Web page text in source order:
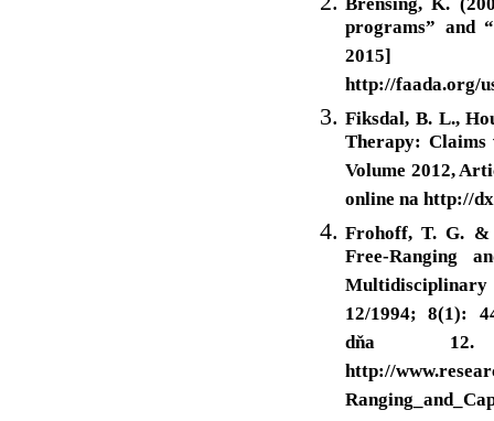
programs” and
http://faada.org/
Fiksdal, B. L.,
Therapy: Claims
Volume 2012,
online na http://
Frohoff, T. G. &
Free-Ranging
Multidisciplinary
12/1994; 8(1):
dňa
http://